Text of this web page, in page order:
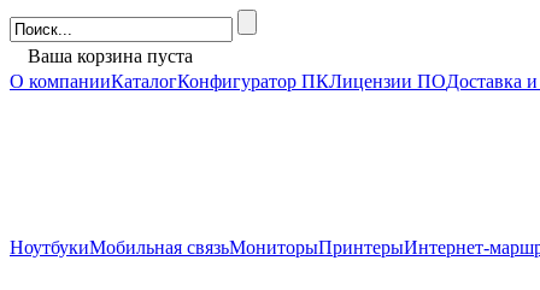
Ваша корзина пуста
О компанииКаталогКонфигуратор ПКЛицензии ПОДоставка
НоутбукиМобильная связьМониторыПринтерыИнтернет-